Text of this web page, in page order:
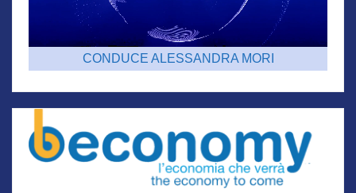
CONDUCE ALESSANDRA MORI